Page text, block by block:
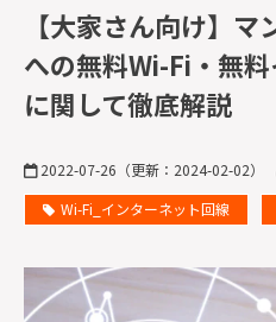
記事
サービス説明動画
監修者一覧
【大家さん向け】
への無料Wi-Fi・無
に関して徹底解説
2022-07-26 （更新： 2024-02-02）
Wi-Fi_インターネット回線